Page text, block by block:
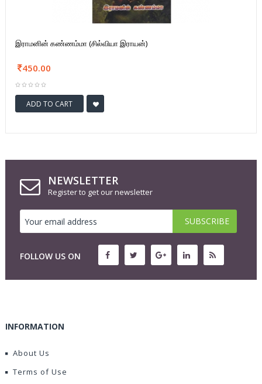
இராமனின் கண்ணம்மா (சில்வியா இராயன்)
450.00
ADD TO CART
NEWSLETTER
Register to get our newsletter
FOLLOW US ON
INFORMATION
About Us
Terms of Use